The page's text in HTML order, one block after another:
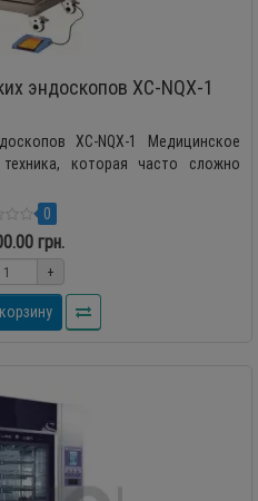
эндоскопов XC-NQX-1
XC-NQX-1 Медицинское
которая часто сложно
0
грн.
+